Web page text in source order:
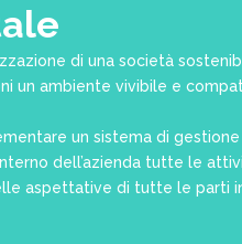
di una società
un ambiente vivibile e
un sistema di
dell’azienda tutte le
aspettative di tutte le parti